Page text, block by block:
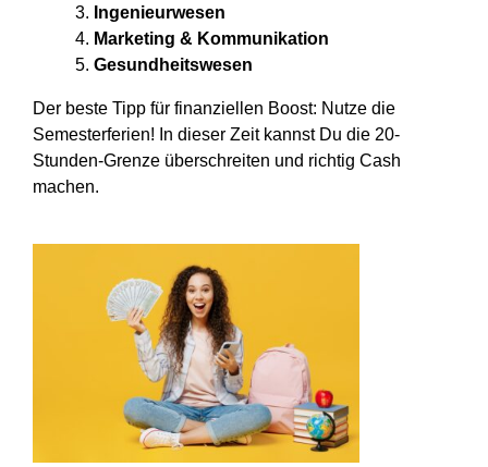
Ingenieurwesen
Marketing & Kommunikation
Gesundheitswesen
Der beste Tipp für finanziellen Boost: Nutze die
Semesterferien! In dieser Zeit kannst Du die 20-
Stunden-Grenze überschreiten und richtig Cash
machen.